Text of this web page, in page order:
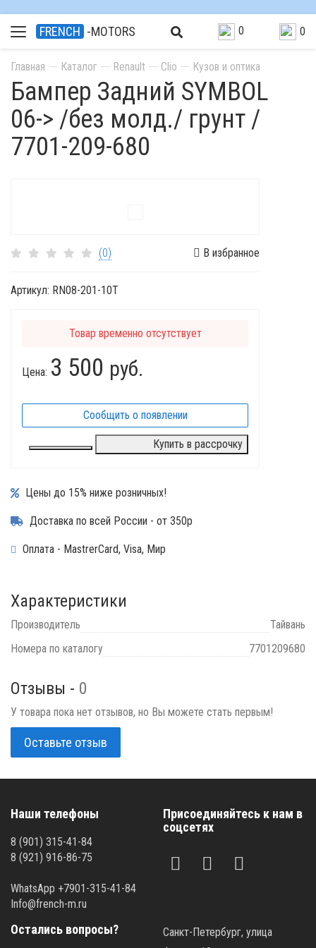
FRENCH -MOTORS 0 0
Главная Каталог Renault Clio Кузов и оптика
Бампер Задний SYMBOL
06-> /без молд./ грунт /
7701-209-680
(0) В избранное
Артикул: RN08-201-10T
Товар временно отсутствует
Цена: 3 500 руб.
Сообщить о появлении
Купить в рассрочку
Цены до 15% ниже розничных!
Доставка по всей России - от 350р
Оплата - MastrerCard, Visa, Мир
Характеристики
Производитель
Тайвань
Номера по каталогу
7701209680
Отзывы - 0
У товара пока нет отзывов, но Вы можете стать первым!
Оставьте отзыв
Наши телефоны
8 (901) 315-41-84
8 (921) 916-86-75
WhatsApp +7901-315-41-84
Info@french-m.ru
Присоединяйтесь к нам в
соцсетях
Остались вопросы?
Санкт-Петербург, улица